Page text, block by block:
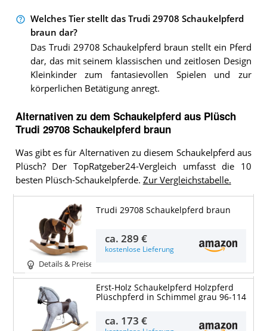
Welches Tier stellt das Trudi 29708 Schaukelpferd
braun dar?
Das Trudi 29708 Schaukelpferd braun stellt ein Pferd
dar, das mit seinem klassischen und zeitlosen Design
Kleinkinder zum fantasievollen Spielen und zur
körperlichen Betätigung anregt.
Alternativen zu dem Schaukelpferd aus Plüsch
Trudi 29708 Schaukelpferd braun
Was gibt es für Alternativen zu diesem Schaukelpferd aus
Plüsch? Der TopRatgeber24-Vergleich umfasst die 10
besten Plüsch-Schaukelpferde. Zur Vergleichstabelle.
Details & Preise
Trudi 29708 Schaukelpferd braun
ca.289 €
kostenlose Lieferung
Erst-Holz Schaukelpferd Holzpferd
Plüschpferd in Schimmel grau 96-114
ca. 173 €